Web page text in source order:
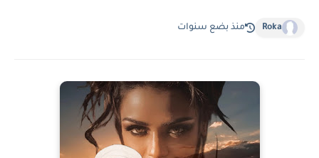
Roka منذ بضع سنوات